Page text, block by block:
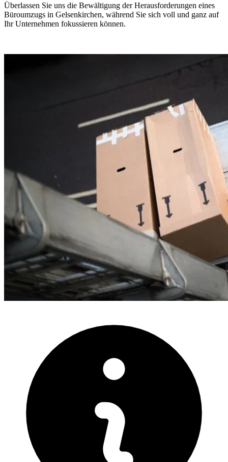
Überlassen Sie uns die Bewältigung der Herausforderungen eines
Büroumzugs in Gelsenkirchen, während Sie sich voll und ganz auf
Ihr Unternehmen fokussieren können.